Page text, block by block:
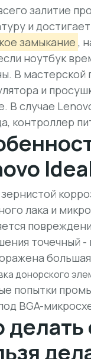
залитие
и
замыкание ,
ноутбук
В
и
В случае
контроллер
лака и
точечный -
донорского
попытки
BGA-
делать